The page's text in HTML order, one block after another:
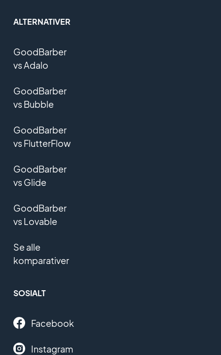
ALTERNATIVER
GoodBarber
vs Adalo
GoodBarber
vs Bubble
GoodBarber
vs FlutterFlow
GoodBarber
vs Glide
GoodBarber
vs Lovable
Se alle
komparativer
SOSIALT
Facebook
Instagram